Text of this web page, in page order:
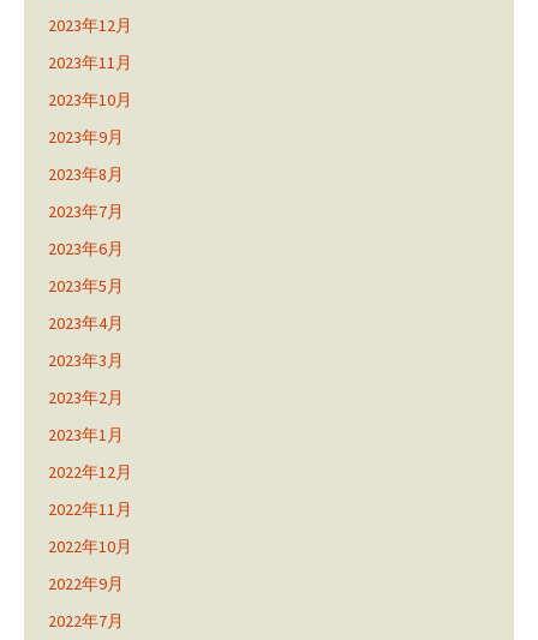
2023年12月
2023年11月
2023年10月
2023年9月
2023年8月
2023年7月
2023年6月
2023年5月
2023年4月
2023年3月
2023年2月
2023年1月
2022年12月
2022年11月
2022年10月
2022年9月
2022年7月